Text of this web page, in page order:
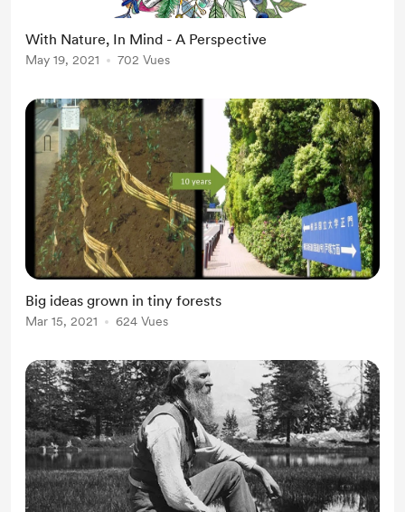
With Nature, In Mind - A Perspective
May 19, 2021 702 Vues
Big ideas grown in tiny forests
Mar 15, 2021 624 Vues